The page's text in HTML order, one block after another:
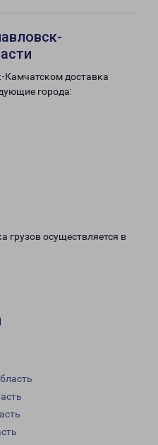
Камчатском доставка
города:
грузов осуществляется в